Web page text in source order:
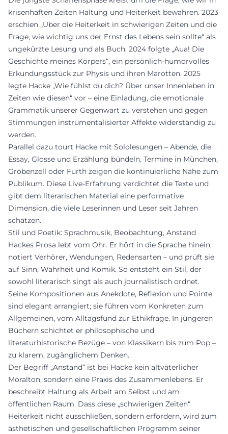
krisenhaften Zeiten Haltung und Heiterkeit bewahren. 2023
erschien „Über die Heiterkeit in schwierigen Zeiten und die
Frage, wie wichtig uns der Ernst des Lebens sein sollte“ als
ungekürzte Lesung und als Buch. 2024 folgte „Aua! Die
Geschichte meines Körpers“, ein persönlich-humorvolles
Erkundungsstück zur Physis und ihren Marotten. 2025
legte Hacke „Wie fühlst du dich? Über unser Innenleben in
Zeiten wie diesen“ vor – eine Einladung, die emotionale
Grammatik unserer Gegenwart zu verstehen und gegen
Stimmungen instrumentalisierter Affekte widerständig zu
werden.
Parallel dazu tourt Hacke mit Sololesungen – Abende, die
Essay, Glosse und Erzählung bündeln. Termine in München,
Gröbenzell oder Fürth zeigen die kontinuierliche Nähe zum
Publikum. Diese Live-Erfahrung verdichtet die Texte und
gibt dem literarischen Material eine performative
Dimension, die viele Leserinnen und Leser seit Jahren
schätzen.
Stil und Poetik: Sprachmusik, Beobachtung, Anstand
Hackes Prosa lebt vom Ohr. Er hört in die Sprache hinein,
notiert Verhörer, Wendungen, Redensarten – und prüft sie
auf Sinn, Wahrheit und Komik. So entsteht ein Stil, der
sowohl literarisch singt als auch journalistisch ordnet.
Seine Kompositionen aus Anekdote, Reflexion und Pointe
sind elegant arrangiert; sie führen vom Konkreten zum
Allgemeinen, vom Alltagsfund zur Ethikfrage. In jüngeren
Büchern schichtet er philosophische und
literaturhistorische Bezüge – von Klassikern bis zum Pop –
zu klarem, zugänglichem Denken.
Der Begriff „Anstand“ ist bei Hacke kein altväterlicher
Moralton, sondern eine Praxis des Zusammenlebens. Er
beschreibt Haltung als Arbeit am Selbst und am
öffentlichen Raum. Dass diese „schwierigen Zeiten“
Heiterkeit nicht ausschließen, sondern erfordern, wird zum
ästhetischen und gesellschaftlichen Programm seiner